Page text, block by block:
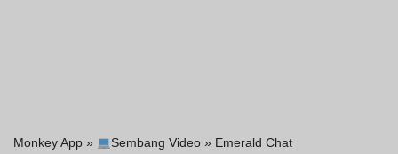
Monkey App » Sembang Video» Emerald Chat